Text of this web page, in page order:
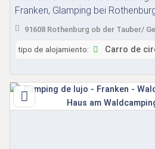
Franken, Glamping bei
91608 Rothenburg ob der Tauber/
tipo de alojamiento: Carro de